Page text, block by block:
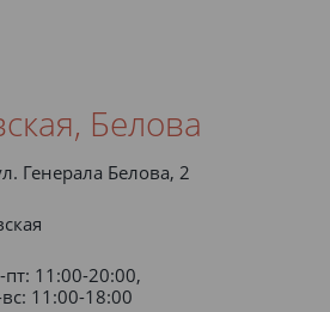
Белова
Генерала Белова, 2
пт: 11:00-20:00,
вс: 11:00-18:00